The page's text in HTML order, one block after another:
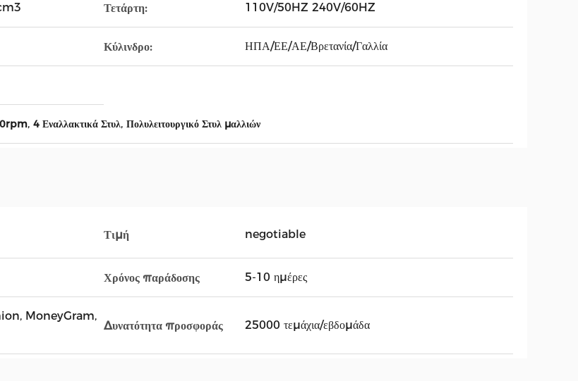
Τετάρτη: 110V/50HZ 240V/60HZ
Κύλινδρο: ΗΠΑ/ΕΕ/ΑΕ/Βρετανία/Γαλλία
, 4 Εναλλακτικά Στυλ, Πολυλειτουργικό Στυλ μαλλιών
Τιμή negotiable
Χρόνος παράδοσης 5-10 ημέρες
MoneyGram,
Δυνατότητα προσφοράς 25000 τεμάχια/εβδομάδα